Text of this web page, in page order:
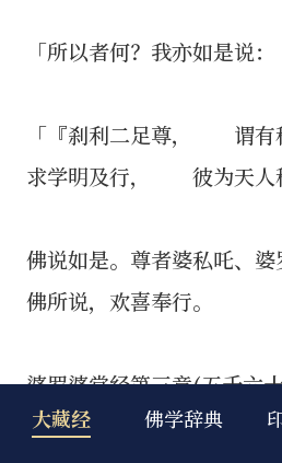
「所以者何？我亦如是说：
「『刹利二足尊， 谓有
求学明及行， 彼为天人
佛说如是。尊者婆私吒、
佛所说，欢喜奉行。
婆罗婆堂经第三竟(五千六
阿含梵志品须达哆经第四(
大藏经 佛学辞典